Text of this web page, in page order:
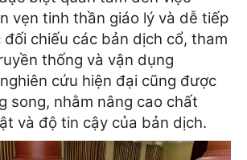
vẹn tinh thần giáo lý và dễ tiếp
chiếu các bản dịch cổ, tham
thống và vận dụng
cứu hiện đại cũng được
song, nhằm nâng cao chất
và độ tin cậy của bản dịch.